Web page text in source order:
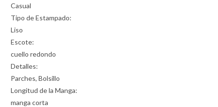
Casual
Tipo de Estampado:
Liso
Escote:
cuello redondo
Detalles:
Parches, Bolsillo
Longitud de la Manga:
manga corta